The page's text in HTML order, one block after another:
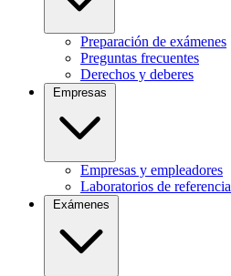
Preparación de exámenes
Preguntas frecuentes
Derechos y deberes
Empresas y empleadores
Laboratorios de referencia